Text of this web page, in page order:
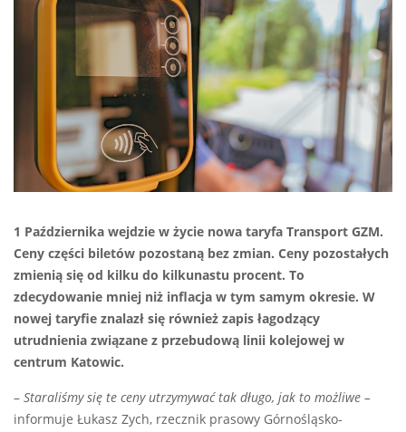
1 Października wejdzie w życie nowa taryfa Transport GZM.
Ceny części biletów pozostaną bez zmian. Ceny pozostałych
zmienią się od kilku do kilkunastu procent. To
zdecydowanie mniej niż inflacja w tym samym okresie. W
nowej taryfie znalazł się również zapis łagodzący
utrudnienia związane z przebudową linii kolejowej w
centrum Katowic.
– Staraliśmy się te ceny utrzymywać tak długo, jak to możliwe –
informuje Łukasz Zych, rzecznik prasowy Górnośląsko-